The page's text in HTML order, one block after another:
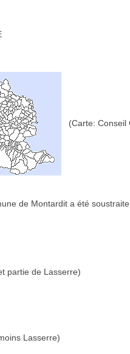
(Carte: Conseil
de Montardit a été
partie de Lasserre)
Lasserre)